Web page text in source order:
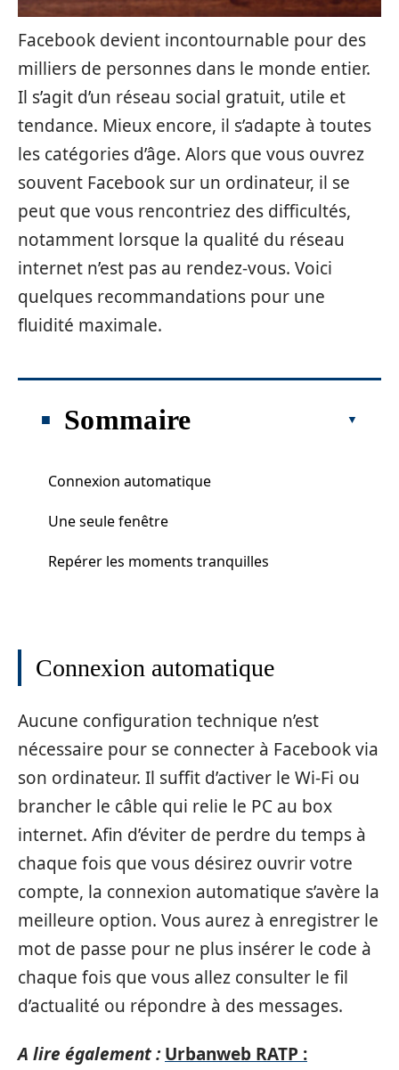
Facebook devient incontournable pour des
milliers de personnes dans le monde entier.
Il s’agit d’un réseau social gratuit, utile et
tendance. Mieux encore, il s’adapte à toutes
les catégories d’âge. Alors que vous ouvrez
souvent Facebook sur un ordinateur, il se
peut que vous rencontriez des difficultés,
notamment lorsque la qualité du réseau
internet n’est pas au rendez-vous. Voici
quelques recommandations pour une
fluidité maximale.
Sommaire
Connexion automatique
Une seule fenêtre
Repérer les moments tranquilles
Connexion automatique
Aucune configuration technique n’est
nécessaire pour se connecter à Facebook via
son ordinateur. Il suffit d’activer le Wi-Fi ou
brancher le câble qui relie le PC au box
internet. Afin d’éviter de perdre du temps à
chaque fois que vous désirez ouvrir votre
compte, la connexion automatique s’avère la
meilleure option. Vous aurez à enregistrer le
mot de passe pour ne plus insérer le code à
chaque fois que vous allez consulter le fil
d’actualité ou répondre à des messages.
A lire également : Urbanweb RATP :